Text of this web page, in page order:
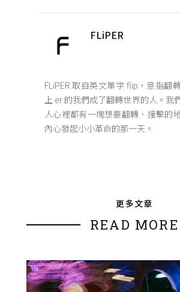
FLiPER
FLiPER 取自英文單字 flip，意指翻
上 er 的我們成了翻轉世界的人。我
人心裡都有一塊想要翻轉、撞擊的
內心發起小小革命的那一天。
更多文章
READ MORE